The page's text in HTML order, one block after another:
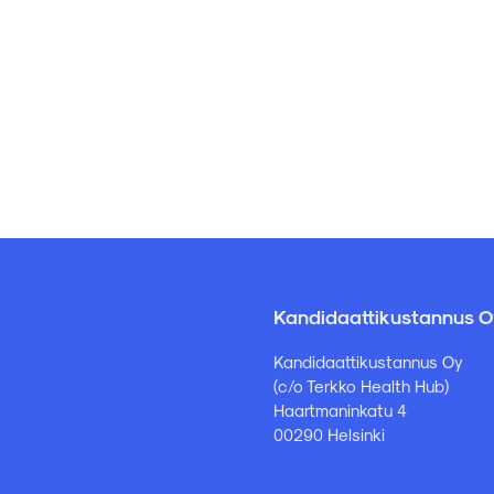
Kandidaattikustannus
Kandidaattikustannus Oy
(c/o Terkko Health Hub)
Haartmaninkatu 4
00290 Helsinki